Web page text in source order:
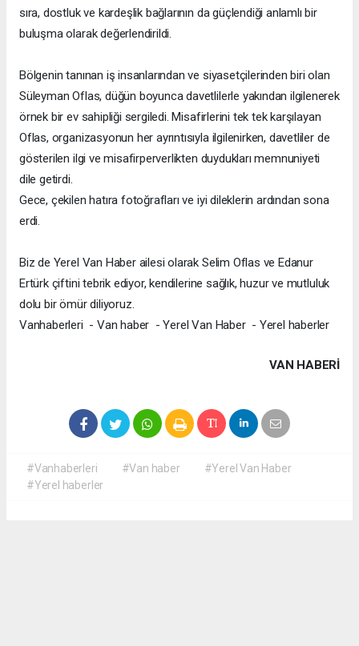
sıra, dostluk ve kardeşlik bağlarının da güçlendiği anlamlı bir
buluşma olarak değerlendirildi.
Bölgenin tanınan iş insanlarından ve siyasetçilerinden biri olan
Süleyman Oflas, düğün boyunca davetlilerle yakından ilgilenerek
örnek bir ev sahipliği sergiledi. Misafirlerini tek tek karşılayan
Oflas, organizasyonun her ayrıntısıyla ilgilenirken, davetliler de
gösterilen ilgi ve misafirperverlikten duydukları memnuniyeti
dile getirdi.
Gece, çekilen hatıra fotoğrafları ve iyi dileklerin ardından sona
erdi.
Biz de Yerel Van Haber ailesi olarak Selim Oflas ve Edanur
Ertürk çiftini tebrik ediyor, kendilerine sağlık, huzur ve mutluluk
dolu bir ömür diliyoruz.
Vanhaberleri - Van haber - Yerel Van Haber - Yerel haberler
VAN HABERİ
#Vanhaberleri #Van haber
#Yerel Van Haber
#Yerel haberler